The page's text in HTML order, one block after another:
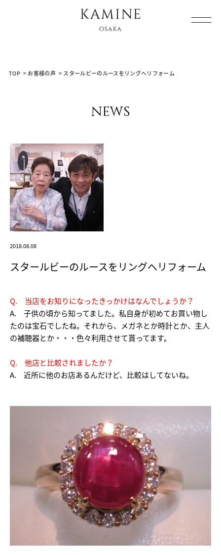
TOP > お客様の声 > スタールビーのルースをリングへリフォーム
news
2018.08.08
スタールビーのルースをリングへリフォーム
Q. 当店をお知りになったきっかけはなんでしょうか？
A. 子供の頃から知ってました。私自身が初めてお買い物し
たのは宝石でしたね。それから、メガネとか時計とか、主人
の補聴器とか・・・色々利用させて貰ってます。
Q. 他店と比較されましたか？
A. 近所に他のお店あるんだけど、比較はしてないね。